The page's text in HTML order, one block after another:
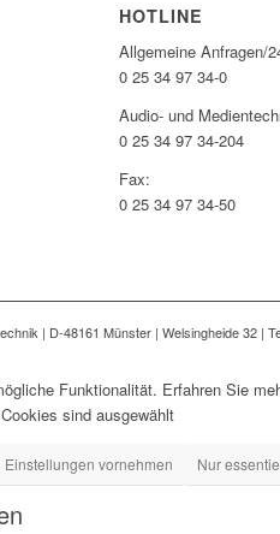
HOTLINE
Allgemeine Anfragen/
0 25 34 97 34-0
Audio- und
0 25 34 97 34-204
Fax:
0 25 34 97 34-50
| D-48161 Münster | Welsingheide 32 |
Funktionalität. Erfahren Sie
sind ausgewählt
Einstellungen vornehmen Nur